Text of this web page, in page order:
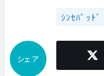
ｼﾝｾﾊﾟｯﾄﾞ
シェア